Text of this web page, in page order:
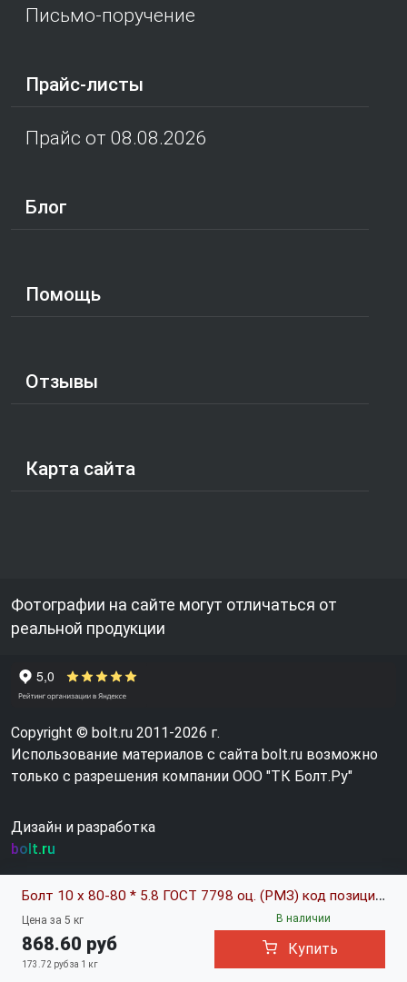
Болт 10 х 80-80 * 5.8 ГОСТ 7798 оц. (РМЗ) код позиции 0337784
Цена за 5 кг
868.60 руб
173.72 руб за 1 кг
В наличии
Купить
Письмо-поручение
Прайс-листы
Прайс от 08.08.2026
Блог
Помощь
Отзывы
Карта сайта
Фотографии на сайте могут отличаться от
реальной продукции
Copyright © bolt.ru 2011-2026 г.
Использование материалов с сайта bolt.ru возможно
только с разрешения компании ООО "ТК Болт.Ру"
Дизайн и разработка
bolt.ru